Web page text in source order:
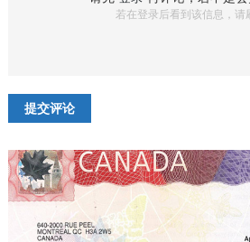
若在登录后看到该信息，请